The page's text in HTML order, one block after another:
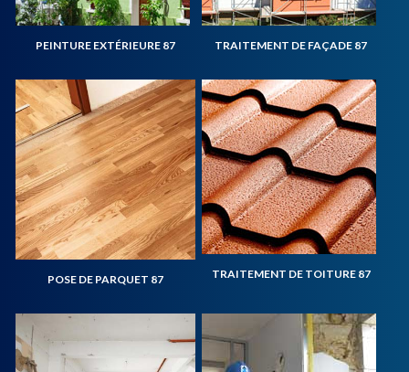
PEINTURE EXTÉRIEURE 87 TRAITEMENT DE FAÇADE 87
POSE DE PARQUET 87 TRAITEMENT DE TOITURE 87